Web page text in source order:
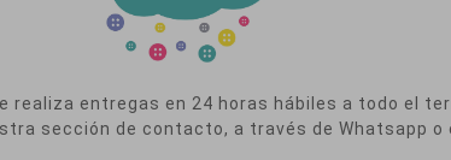
realiza entregas en 24 horas hábiles a todo el
sección de contacto, a través de Whatsapp o